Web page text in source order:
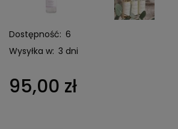
Dostępność: 6
Wysyłka w: 3 dni
95,00 zł